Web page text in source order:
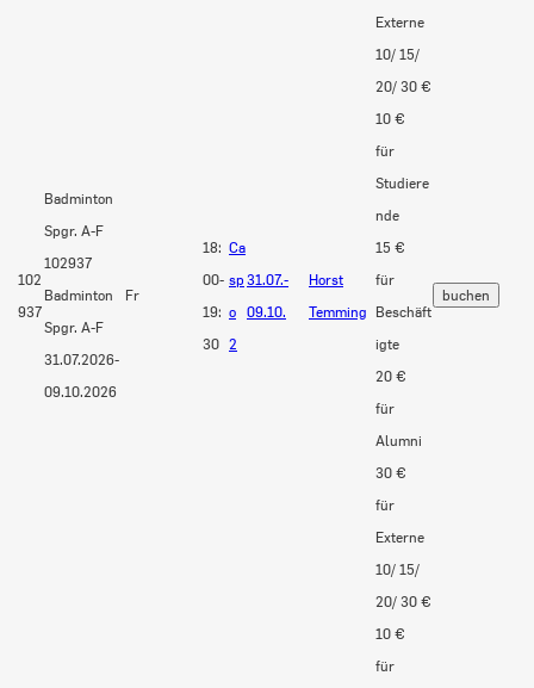
Externe
102
937
Badminton
Spgr. A-F
102937
Badminton
Spgr. A-F
31.07.2026-
09.10.2026
Fr
18:
00-
19:
30
Ca
sp
o
2
31.07.-
09.10.
Horst
Temming
10/ 15/
20/ 30 €
10 €
für
Studiere
nde
15 €
für
Beschäft
igte
20 €
für
Alumni
30 €
für
Externe
10/ 15/
20/ 30 €
10 €
für